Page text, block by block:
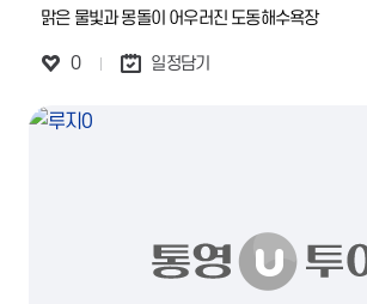
맑은 물빛과 몽돌이 어우러진 도동해수욕장
0 일정담기